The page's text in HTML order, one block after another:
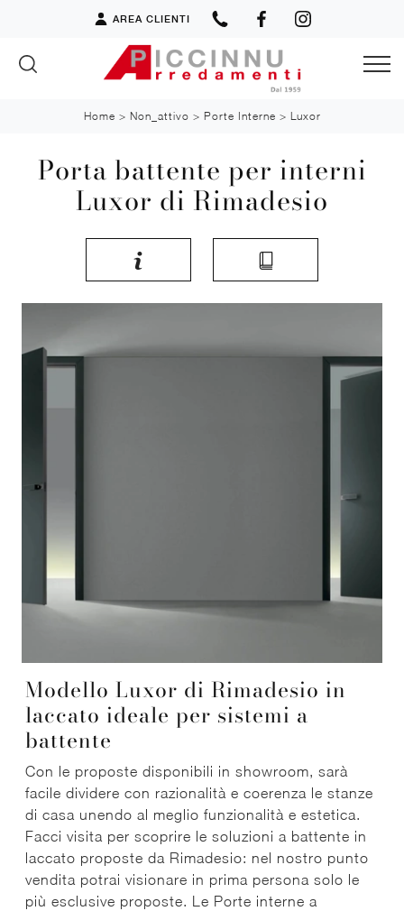
AREA CLIENTI
Home > Non_attivo > Porte Interne > Luxor
Porta battente per interni
Luxor di Rimadesio
Modello Luxor di Rimadesio in
laccato ideale per sistemi a
battente
Con le proposte disponibili in showroom, sarà
facile dividere con razionalità e coerenza le stanze
di casa unendo al meglio funzionalità e estetica.
Facci visita per scoprire le soluzioni a battente in
laccato proposte da Rimadesio: nel nostro punto
vendita potrai visionare in prima persona solo le
più esclusive proposte. Le Porte interne a